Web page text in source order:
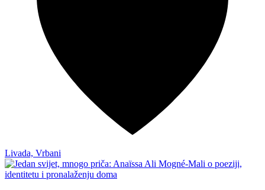
Livada, Vrbani